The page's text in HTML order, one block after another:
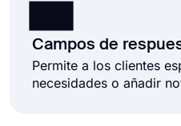
Campos de
Permite a los clientes
necesidades o añadir